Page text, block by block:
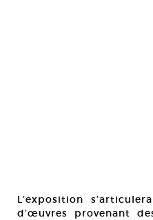
L’exposition
d’œuvres provenant